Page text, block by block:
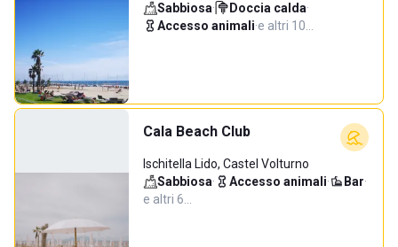
Sabbiosa· Doccia calda·
Accesso animali·e altri 10…
Cala Beach Club
Ischitella Lido, Castel Volturno
Sabbiosa· Accesso animali· Bar·
e altri 6…